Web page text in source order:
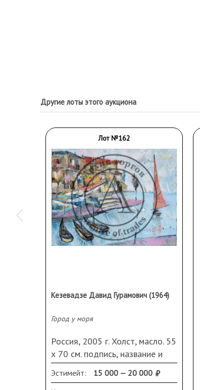
Другие лоты этого аукциона
Лот №162
Кезевадзе Давид Гурамович (1964)
Город у моря
Россия, 2005 г. Холст, масло. 55
х 70 см. подпись, название и
дата на обороте
Эстимейт: 15 000 — 20 000